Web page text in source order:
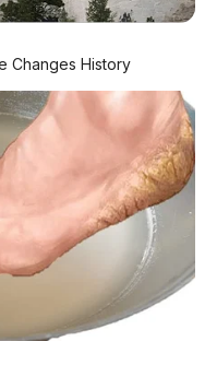
Motor Bali
berita otomotif harian.
Changes History